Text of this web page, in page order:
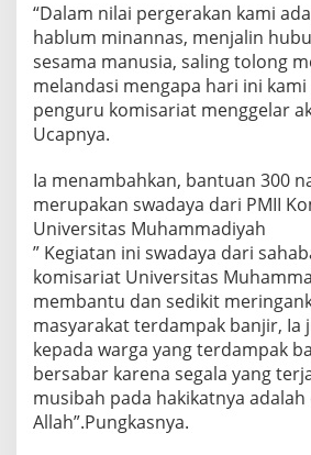
“Dalam nilai pergerakan kami
hablum minannas, menjalin
sesama manusia, saling tolong
melandasi mengapa hari ini
penguru komisariat menggelar
Ucapnya.
Ia menambahkan, bantuan 300
merupakan swadaya dari PMII
Universitas Muhammadiyah
” Kegiatan ini swadaya dari
komisariat Universitas
membantu dan sedikit
masyarakat terdampak banjir, Ia
kepada warga yang terdampak
bersabar karena segala yang
musibah pada hakikatnya
Allah”.Pungkasnya.